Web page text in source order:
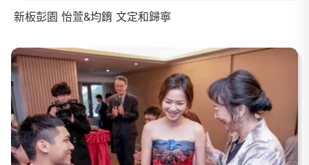
新板彭園 怡萱&均錥 文定和歸寧